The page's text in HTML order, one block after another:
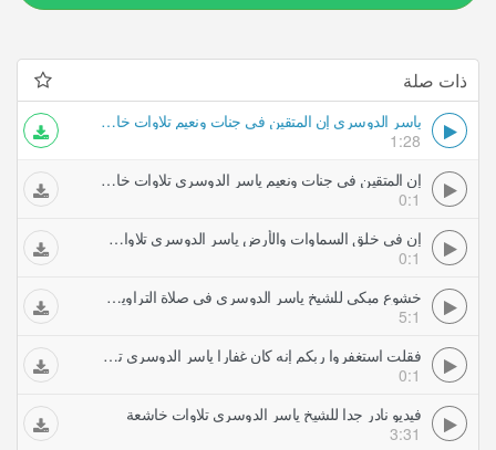
ذات صلة
ياسر الدوسري إن المتقين في جنات ونعيم تلاوات خاشعة
1:28
إن المتقين في جنات ونعيم ياسر الدوسري تلاوات خاشعة
0:1
إن في خلق السماوات والأرض ياسر الدوسري تلاوات خاشعة
0:1
خشوع مبكي للشيخ ياسر الدوسري في صلاة التراويح تلاوات خاشعة
5:1
فقلت استغفروا ربكم إنه كان غفارا ياسر الدوسري تلاوات خاشعة
0:1
فيديو نادر جدا للشيخ ياسر الدوسري تلاوات خاشعة
3:31